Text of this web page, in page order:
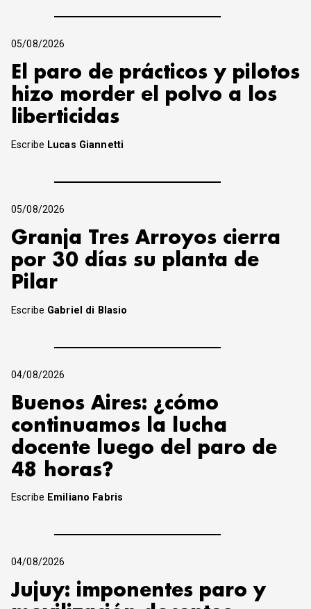
05/08/2026
El paro de prácticos y pilotos
hizo morder el polvo a los
liberticidas
Escribe Lucas Giannetti
05/08/2026
Granja Tres Arroyos cierra
por 30 días su planta de
Pilar
Escribe Gabriel di Blasio
04/08/2026
Buenos Aires: ¿cómo
continuamos la lucha
docente luego del paro de
48 horas?
Escribe Emiliano Fabris
04/08/2026
Jujuy: imponentes paro y